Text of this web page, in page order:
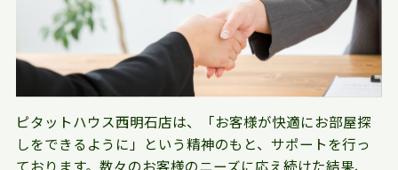
ピタットハウス西明石店は、「お客様が快適にお部屋探
しをできるように」という精神のもと、サポートを行っ
ております。数々のお客様のニーズに応え続けた結果、